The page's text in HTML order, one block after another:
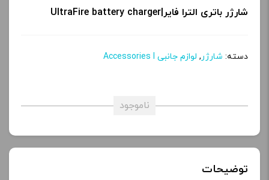
شارژر باتری الترا فایر|UltraFire battery charger
دسته: شارژر , لوازم جانبی Accessories l
ناموجود
توضیحات